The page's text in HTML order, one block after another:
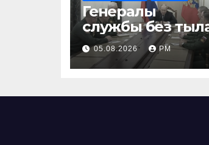
Генералы
службы без
05.08.2026 РМ